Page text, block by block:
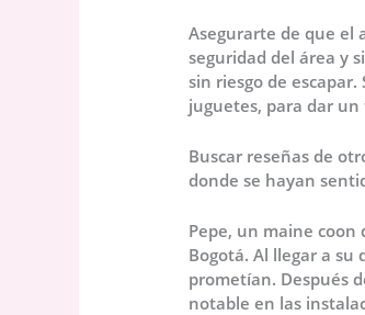
Asegurarte de que el
seguridad del área y
sin riesgo de
juguetes, para dar
Buscar reseñas de
donde se hayan
Pepe, un maine coon
Bogotá. Al llegar a
prometían. Después
notable en las